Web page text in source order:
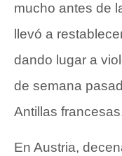
mucho antes de
llevó a
dando lugar a
de semana
Antillas
En Austria,